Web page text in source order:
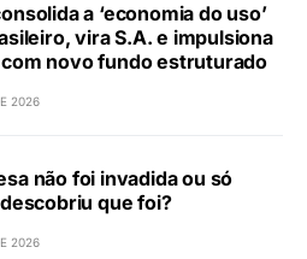
a ‘economia do uso’
vira S.A. e impulsiona
novo fundo estruturado
2026
não foi invadida ou só
que foi?
2026